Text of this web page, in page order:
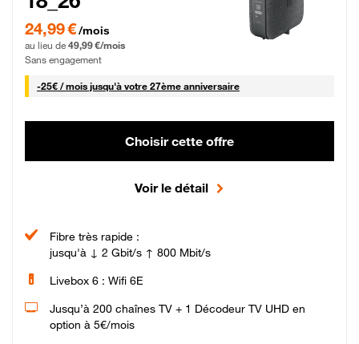
24,99 € par mois pendant 0 mois puis 49,99 € par mois, Sans engagement
24,99 €/mois
au lieu de 49,99 €/mois
Sans engagement
-25€ / mois25 € par mois
jusqu'à votre 27ème anniversaire
Choisir cette offre
Voir le détail
Fibre très rapide :
jusqu'à ↓ 2 Gbit/s ↑ 800 Mbit/s
Livebox 6 : Wifi 6E
Jusqu’à 200 chaînes TV + 1 Décodeur TV UHD en
option à 5€/mois